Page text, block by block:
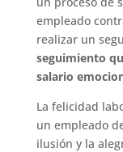
empleado
realizar un
seguimiento
salario
La felicidad
un empleado
ilusión y la